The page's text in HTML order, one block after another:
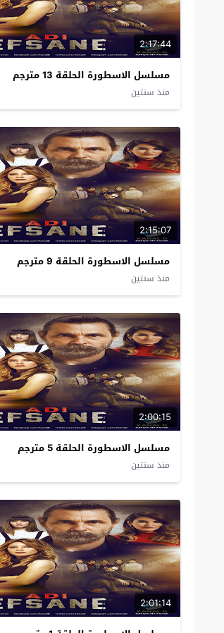
2:17:44
مسلسل الاسطورة الحلقة 13 مترجم
منذ سنتين
2:15:07
مسلسل الاسطورة الحلقة 9 مترجم
منذ سنتين
2:00:15
مسلسل الاسطورة الحلقة 5 مترجم
منذ سنتين
2:01:14